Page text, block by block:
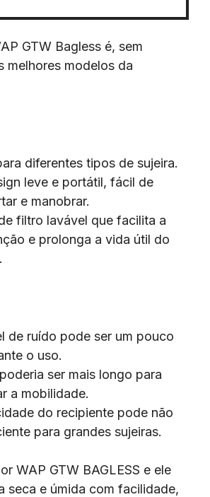
GTW Bagless é, sem
melhores modelos da
diferentes tipos de sujeira.
leve e portátil, fácil de
e manobrar.
filtro lavável que facilita a
e prolonga a vida útil do
de ruído pode ser um pouco
o uso.
ser mais longo para
a mobilidade.
do recipiente pode não
para grandes sujeiras.
WAP GTW BAGLESS e ele
seca e úmida com facilidade,